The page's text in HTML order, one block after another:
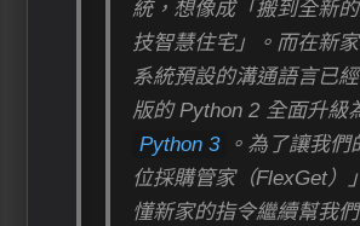
統，想像成「搬到全新
技智慧住宅」。而在新家
系統預設的溝通語言已
版的 Python 2 全面升級
Python 3
。為了讓我們
位採購管家（FlexGet）
懂新家的指令繼續幫我